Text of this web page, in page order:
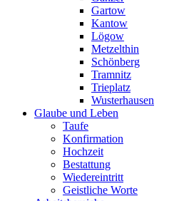
Gartow
Kantow
Lögow
Metzelthin
Schönberg
Tramnitz
Trieplatz
Wusterhausen
Glaube und Leben
Taufe
Konfirmation
Hochzeit
Bestattung
Wiedereintritt
Geistliche Worte